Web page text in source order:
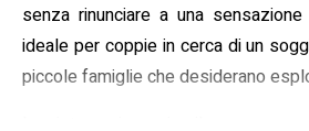
senza rinunciare a una
ideale per coppie in cerca di un
piccole famiglie che desiderano